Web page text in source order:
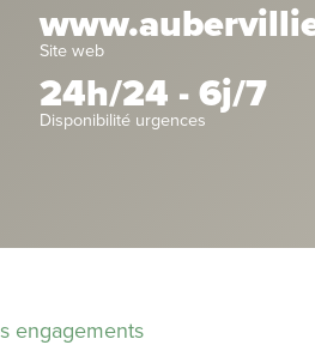
Site web
24h/24 - 6j/7
Disponibilité urgences
engagements